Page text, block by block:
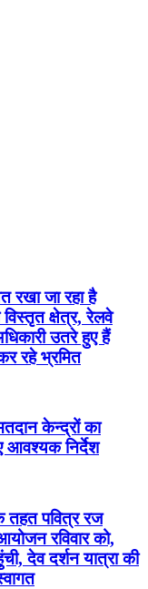
रखा जा रहा है
क्षेत्र, रेलवे
उतरे हुए हैं
रहे भ्रमित
केन्द्रों का
आवश्यक निर्देश
तहत पवित्र रज
रविवार को,
देव दर्शन यात्रा की